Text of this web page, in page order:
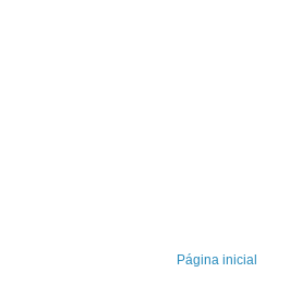
Página inicial